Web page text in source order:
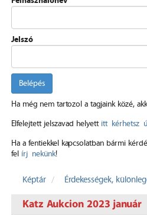
Jelszó
Belépés
Ha még nem tartozol a tagjaink közé,
Elfelejtett jelszavad helyett itt kérhetsz
Ha a fentiekkel kapcsolatban bármi
fel írj nekünk!
Képtár Érdekességek,
Katz Aukcion 2023 január